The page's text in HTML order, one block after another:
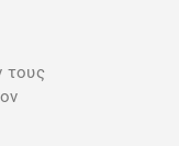
τους